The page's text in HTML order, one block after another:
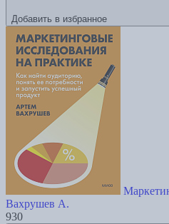
Добавить в избранное
Вахрушев А.
930